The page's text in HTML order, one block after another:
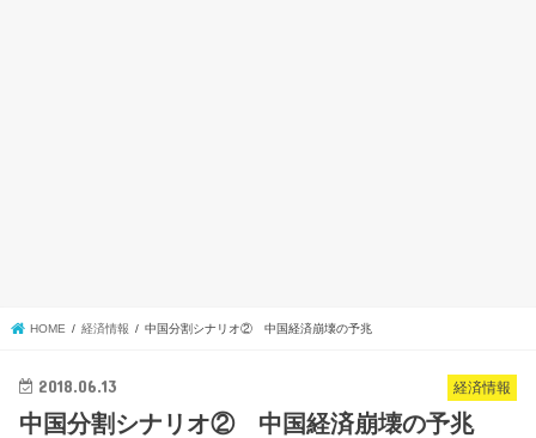
HOME 経済情報 中国分割シナリオ② 中国経済崩壊の予兆
経済情報
2018.06.13
中国分割シナリオ② 中国経済崩壊の予兆